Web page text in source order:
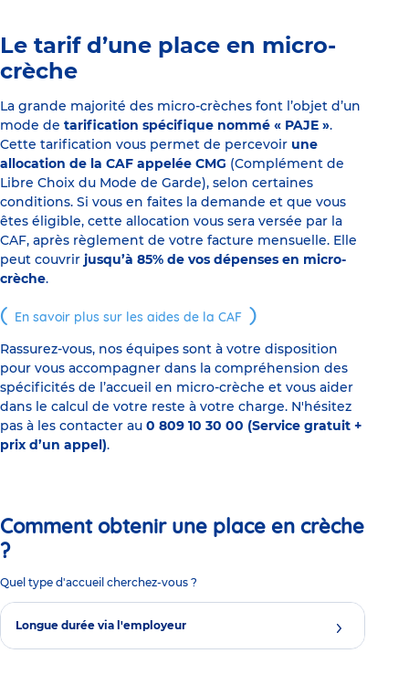
Le tarif d’une place en micro-
crèche
La grande majorité des micro-crèches font l’objet d’un
mode de tarification spécifique nommé « PAJE ».
Cette tarification vous permet de percevoir une
allocation de la CAF appelée CMG (Complément de
Libre Choix du Mode de Garde), selon certaines
conditions. Si vous en faites la demande et que vous
êtes éligible, cette allocation vous sera versée par la
CAF, après règlement de votre facture mensuelle. Elle
peut couvrir jusqu’à 85% de vos dépenses en micro-
crèche.
En savoir plus sur les aides de la CAF
Rassurez-vous, nos équipes sont à votre disposition
pour vous accompagner dans la compréhension des
spécificités de l’accueil en micro-crèche et vous aider
dans le calcul de votre reste à votre charge. N'hésitez
pas à les contacter au 0 809 10 30 00 (Service gratuit +
prix d’un appel).
Comment obtenir une place en crèche
?
Quel type d'accueil cherchez-vous ?
Longue durée via l'employeur